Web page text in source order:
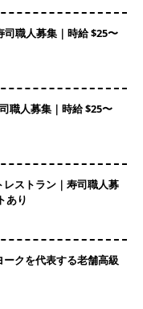
職人募集｜時給 $25〜
職人募集｜時給 $25〜
ストラン｜寿司職人募
あり
クを代表する老舗高級